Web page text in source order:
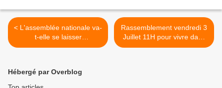
< L'assemblée nationale va-
t-elle se laisser
instrumentaliser par M.
Rassemblement vendredi 3
Juillet 11H pour vivre dans
la tranquillité >
Hébergé par Overblog